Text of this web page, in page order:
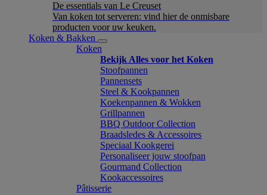
De essentials van Le Creuset
Van koken tot serveren: vind hier de onmisbare
producten voor uw keuken.
Koken & Bakken
Koken
Bekijk Alles voor het Koken
Stoofpannen
Pannensets
Steel & Kookpannen
Koekenpannen & Wokken
Grillpannen
BBQ Outdoor Collection
Braadsledes & Accessoires
Speciaal Kookgerei
Personaliseer jouw stoofpan
Gourmand Collection
Kookaccessoires
Pâtisserie